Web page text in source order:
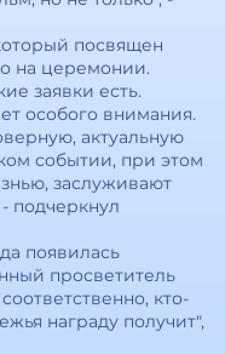
посвящен
на церемонии.
заявки есть.
особого внимания.
актуальную
событии, при этом
заслуживают
подчеркнул
появилась
просветитель
кто-
награду получит",